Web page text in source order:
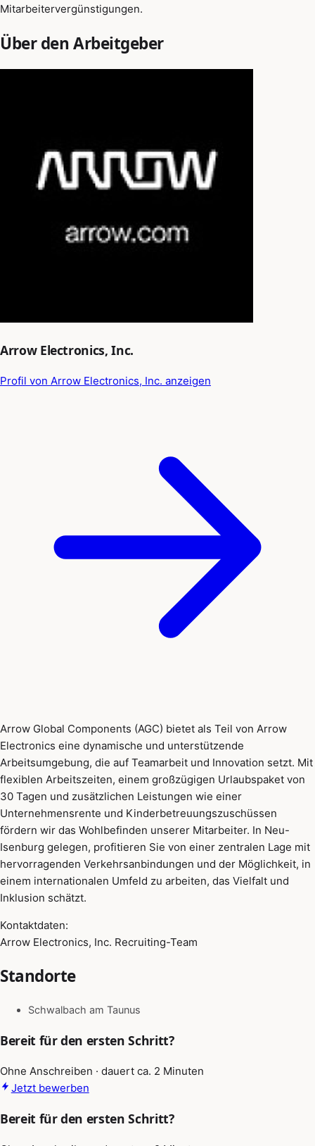
Mitarbeitervergünstigungen.
Über den Arbeitgeber
Arrow Electronics, Inc.
Profil von Arrow Electronics, Inc. anzeigen
Arrow Global Components (AGC) bietet als Teil von Arrow
Electronics eine dynamische und unterstützende
Arbeitsumgebung, die auf Teamarbeit und Innovation setzt. Mit
flexiblen Arbeitszeiten, einem großzügigen Urlaubspaket von
30 Tagen und zusätzlichen Leistungen wie einer
Unternehmensrente und Kinderbetreuungszuschüssen
fördern wir das Wohlbefinden unserer Mitarbeiter. In Neu-
Isenburg gelegen, profitieren Sie von einer zentralen Lage mit
hervorragenden Verkehrsanbindungen und der Möglichkeit, in
einem internationalen Umfeld zu arbeiten, das Vielfalt und
Inklusion schätzt.
Kontaktdaten:
Arrow Electronics, Inc. Recruiting-Team
Standorte
Schwalbach am Taunus
Bereit für den ersten Schritt?
Ohne Anschreiben · dauert ca. 2 Minuten
Jetzt bewerben
Bereit für den ersten Schritt?